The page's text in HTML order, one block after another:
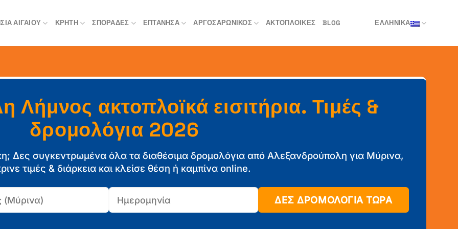
ΑΙΓΑΊΟΥ ΚΡΉΤΗ ΣΠΟΡΆΔΕΣ ΕΠΤΆΝΗΣΑ ΑΡΓΟΣΑΡΩΝΙΚΌΣ ΑΚΤΟΠΛΟΙΚΈΣ BLOG ΕΛΛΗΝΙΚΑ
Λήμνος ακτοπλοϊκά εισιτήρια. Τιμές &
δρομολόγια 2026
Δες συγκεντρωμένα όλα τα διαθέσιμα δρομολόγια από Αλεξανδρούπολη για Μύρινα,
τιμές & διάρκεια και κλείσε θέση ή καμπίνα online.
ΔΕΣ ΔΡΟΜΟΛΟΓΙΑ ΤΩΡΑ